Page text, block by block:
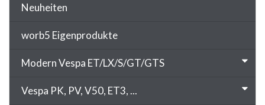
Neuheiten
worb5 Eigenprodukte
Modern Vespa ET/LX/S/GT/GTS
Vespa PK, PV, V50, ET3, ...